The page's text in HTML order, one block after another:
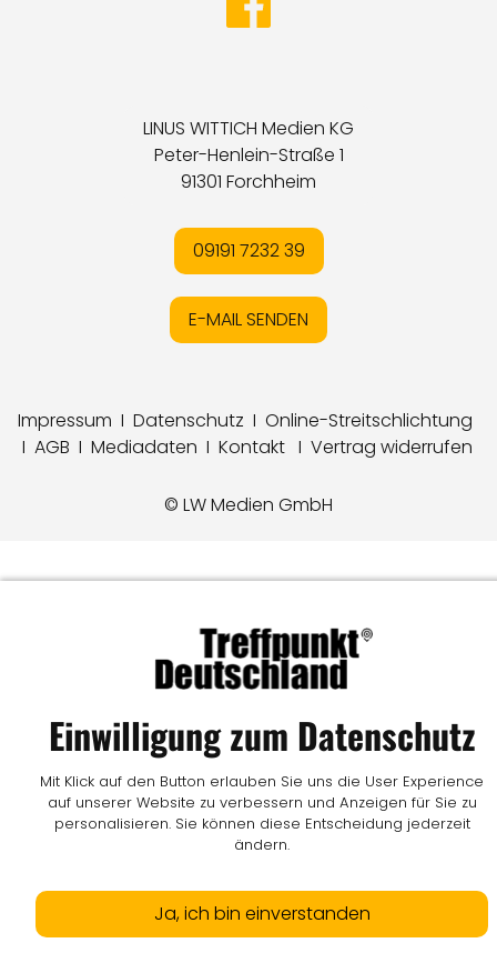
LINUS WITTICH Medien KG
Peter-Henlein-Straße 1
91301 Forchheim
09191 7232 39
E-MAIL SENDEN
Impressum I Datenschutz I Online-Streitschlichtung
I AGB I Mediadaten I Kontakt I Vertrag widerrufen
© LW Medien GmbH
Einwilligung zum Datenschutz
Mit Klick auf den Button erlauben Sie uns die User Experience
auf unserer Website zu verbessern und Anzeigen für Sie zu
personalisieren. Sie können diese Entscheidung jederzeit
ändern.
Ja, ich bin einverstanden